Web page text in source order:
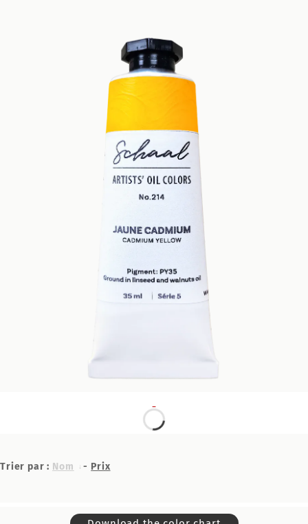
Trier par : Nom - Prix